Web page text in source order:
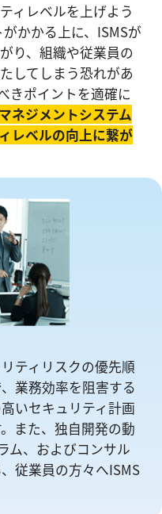
ィレベルを上げよう
かかる上に、ISMSが
り、組織や従業員の
してしまう恐れがあ
きポイントを適確に
ネジメントシステム
レベルの向上に繋が
ティリスクの優先順
業務効率を阻害する
いセキュリティ計画
また、独自開発の動
ム、およびコンサル
従業員の方々へISMS